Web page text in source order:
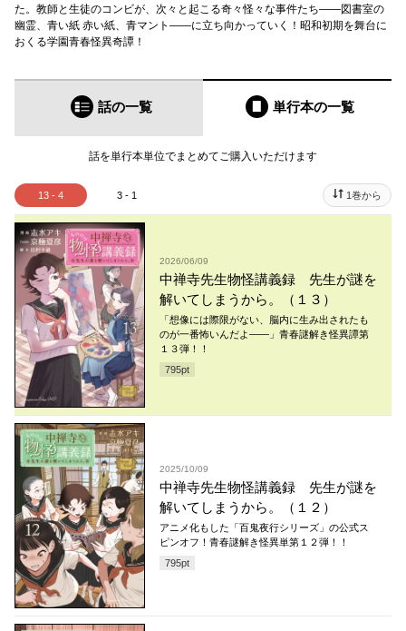
た。教師と生徒のコンビが、次々と起こる奇々怪々な事件たち――図書室の
幽霊、青い紙 赤い紙、青マント――に立ち向かっていく！昭和初期を舞台に
おくる学園青春怪異奇譚！
話の一覧 単行本の一覧
話を単行本単位でまとめてご購入いただけます
13 - 4 3 - 1 1巻から
2026/06/09
中禅寺先生物怪講義録 先生が謎を
解いてしまうから。（１３）
「想像には際限がない、脳内に生み出されたも
のが一番怖いんだよ――」青春謎解き怪異譚第
１３弾！！
795pt
2025/10/09
中禅寺先生物怪講義録 先生が謎を
解いてしまうから。（１２）
アニメ化もした「百鬼夜行シリーズ」の公式ス
ピンオフ！青春謎解き怪異単第１２弾！！
795pt